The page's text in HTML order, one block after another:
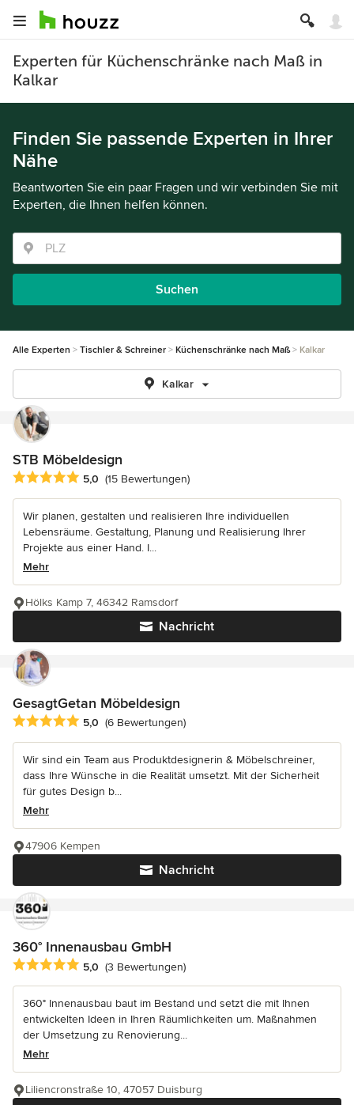
Experten für Küchenschränke nach Maß in
Kalkar
Finden Sie passende Experten in Ihrer
Nähe
Beantworten Sie ein paar Fragen und wir verbinden Sie mit
Experten, die Ihnen helfen können.
Suchen
Alle Experten Tischler & Schreiner Küchenschränke nach Maß Kalkar
Kalkar
STB Möbeldesign
Durchschnittliche Bewertung: 5 von 5 Sternen
5,0 (15 Bewertungen)
Wir planen, gestalten und realisieren Ihre individuellen
Lebensräume. Gestaltung, Planung und Realisierung Ihrer
Projekte aus einer Hand. I...
Mehr
Nachricht
Hölks Kamp 7, 46342 Ramsdorf
GesagtGetan Möbeldesign
Durchschnittliche Bewertung: 5 von 5 Sternen
5,0 (6 Bewertungen)
Wir sind ein Team aus Produktdesignerin & Möbelschreiner,
dass Ihre Wünsche in die Realität umsetzt. Mit der Sicherheit
für gutes Design b...
Mehr
Nachricht
47906 Kempen
360° Innenausbau GmbH
Durchschnittliche Bewertung: 5 von 5 Sternen
5,0 (3 Bewertungen)
360° Innenausbau baut im Bestand und setzt die mit Ihnen
entwickelten Ideen in Ihren Räumlichkeiten um. Maßnahmen
der Umsetzung zu Renovierung...
Mehr
Liliencronstraße 10, 47057 Duisburg